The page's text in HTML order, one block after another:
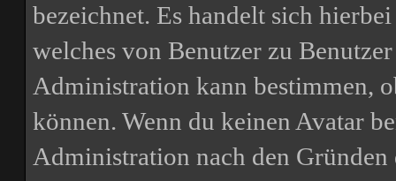
bezeichnet. Es handelt sich
welches von Benutzer zu
Administration kann bestimmen,
können. Wenn du keinen Avatar
Administration nach den